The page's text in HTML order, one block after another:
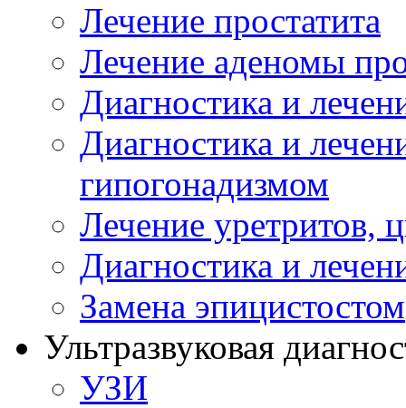
Лечение простатита
Лечение аденомы
Диагностика и
Диагностика и
гипогонадизмом
Лечение уретритов,
Диагностика и
Замена эпицистостом
Ультразвуковая
УЗИ